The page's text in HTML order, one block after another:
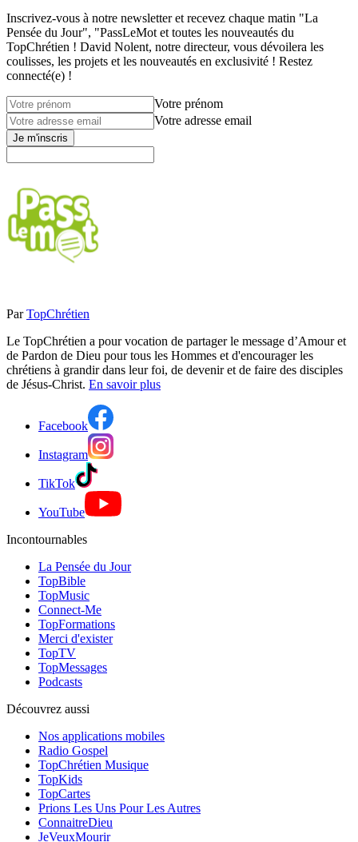
Inscrivez-vous à notre newsletter et recevez chaque matin "La
Pensée du Jour", "PassLeMot et toutes les nouveautés du
TopChrétien ! David Nolent, notre directeur, vous dévoilera les
coulisses, les projets et les nouveautés en exclusivité ! Restez
connecté(e) !
Votre prénom
Votre adresse email
Je m'inscris
Par TopChrétien
Le TopChrétien a pour vocation de partager le message d’Amour et
de Pardon de Dieu pour tous les Hommes et d'encourager les
chrétiens à grandir dans leur foi, de devenir et de faire des disciples
de Jésus-Christ. En savoir plus
Facebook
Instagram
TikTok
YouTube
Incontournables
La Pensée du Jour
TopBible
TopMusic
Connect-Me
TopFormations
Merci d'exister
TopTV
TopMessages
Podcasts
Découvrez aussi
Nos applications mobiles
Radio Gospel
TopChrétien Musique
TopKids
TopCartes
Prions Les Uns Pour Les Autres
ConnaitreDieu
JeVeuxMourir